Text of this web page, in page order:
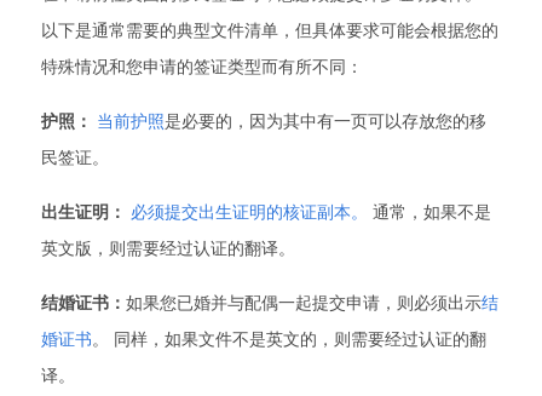
以下是通常需要的典型文件清单，但具体要求可能会根据您的
特殊情况和您申请的签证类型而有所不同：
护照： 当前护照是必要的，因为其中有一页可以存放您的移
民签证。
出生证明： 必须提交出生证明的核证副本。
通常，如果不是
英文版，则需要经过认证的翻译。
结婚证书： 如果您已婚并与配偶一起提交申请，则必须出示结
婚证书。 同样，如果文件不是英文的，则需要经过认证的翻
译。